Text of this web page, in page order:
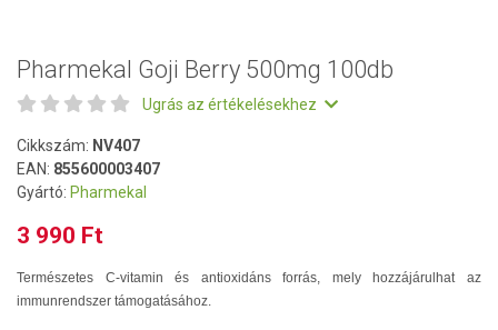
Pharmekal Goji Berry 500mg 100db
Ugrás az értékelésekhez
Cikkszám: NV407
EAN: 855600003407
Gyártó: Pharmekal
3 990 Ft
Természetes C-vitamin és antioxidáns forrás, mely hozzájárulhat az
immunrendszer támogatásához.